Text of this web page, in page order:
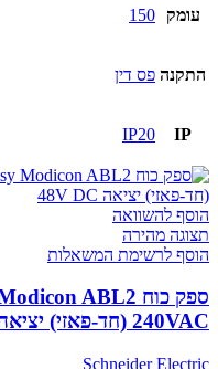
עומק 150
התקנה פס דין
IP
IP20
הוסף להשוואה
תצוגה מהירה
הוסף לרשימת המשאלות
240VAC (חד-פאזי) יציאה48 V DC
Schneider Electric